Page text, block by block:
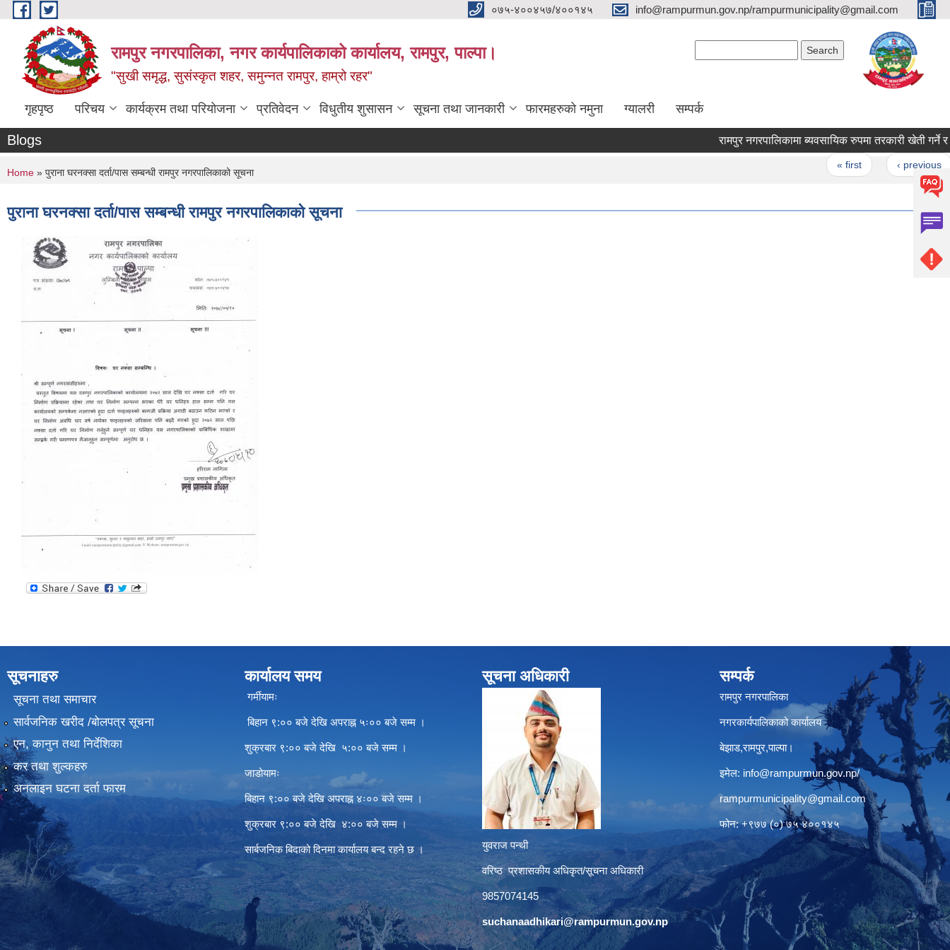
Skip to main content ०७५-४००४५७/४००१४५ info@rampurmun.gov.np/rampurmunicipality@gmail.com
रामपुर नगरपालिका, नगर कार्यपालिकाको कार्यालय, रामपुर, पाल्पा।
"सुखी समृद्ध, सुसंस्कृत शहर, समुन्नत रामपुर, हाम्रो रहर"
गृहपृष्ठ परिचय कार्यक्रम तथा परियोजना प्रतिवेदन विधुतीय शुसासन सूचना तथा जानकारी फारमहरुको नमुना ग्यालरी सम्पर्क
Blogs रामपुर नगरपालिकामा ब्यवसायिक रुपमा तरकारी खेती गर्ने र
« first ‹ previous
You are here
Home » पुराना घरनक्सा दर्ता/पास सम्बन्धी रामपुर नगरपालिकाको सूचना
पुराना घरनक्सा दर्ता/पास सम्बन्धी रामपुर नगरपालिकाको सूचना
सूचनाहरु
सूचना तथा समाचार
सार्वजनिक खरीद /बोलपत्र सूचना
एन, कानुन तथा निर्देशिका
कर तथा शुल्कहरु
अनलाइन घटना दर्ता फारम
कार्यालय समय
गर्मीयामः
बिहान ९:०० बजे देखि अपराह्न ५ः०० बजे सम्म ।
शुक्रबार ९:०० बजे देखि ५:०० बजे सम्म ।
जाडोयामः
बिहान ९:०० बजे देखि अपराह्न ४ः०० बजे सम्म ।
शुक्रबार ९:०० बजे देखि ४:०० बजे सम्म ।
सार्बजनिक बिदाको दिनमा कार्यालय बन्द रहने छ ।
सूचना अधिकारी
युवराज पन्थी
वरिष्ठ प्रशासकीय अधिकृत/सूचना अधिकारी
9857074145
suchanaadhikari@rampurmun.gov.np
सम्पर्क
रामपुर नगरपालिका
नगरकार्यपालिकाको कार्यालय
बेझाड,रामपुर,पाल्पा।
इमेल: info@rampurmun.gov.np/
rampurmunicipality@gmail.com
फोन: +९७७ (०) ७५ ४००१४५